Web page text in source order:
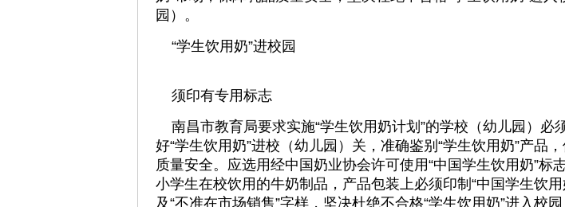
园）。
“学生饮用奶”进校园
须印有专用标志
南昌市教育局要求实施“学生饮用奶计划”的学校（幼儿园）必
好“学生饮用奶”进校（幼儿园）关，准确鉴别“学生饮用奶”产品
质量安全。应选用经中国奶业协会许可使用“中国学生饮用奶”标
小学生在校饮用的牛奶制品，产品包装上必须印制“中国学生饮用
及“不准在市场销售”字样，坚决杜绝不合格“学生饮用奶”进入校